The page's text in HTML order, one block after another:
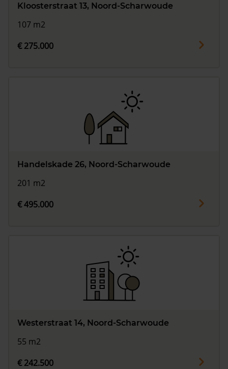
Kloosterstraat 13, Noord-Scharwoude
107 m2
€ 275.000
Handelskade 26, Noord-Scharwoude
201 m2
€ 495.000
Westerstraat 14, Noord-Scharwoude
55 m2
€ 242.500